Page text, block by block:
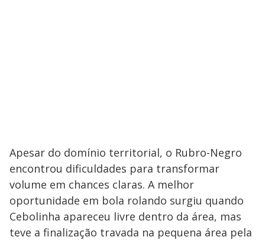
Apesar do domínio territorial, o Rubro-Negro
encontrou dificuldades para transformar
volume em chances claras. A melhor
oportunidade em bola rolando surgiu quando
Cebolinha apareceu livre dentro da área, mas
teve a finalização travada na pequena área pela